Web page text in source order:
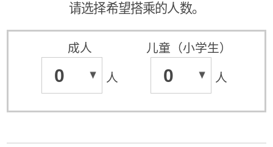
请选择希望搭乘的人数。
成人
0 人
儿童（小学生）
0 人